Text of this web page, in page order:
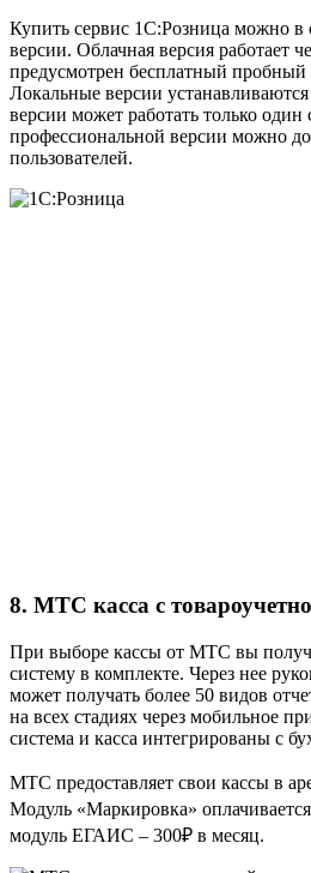
Купить сервис 1С:Розница можно в
версии. Облачная версия работает
предусмотрен бесплатный пробный
Локальные версии
версии может работать только один
профессиональной версии можно
пользователей.
8. МТС касса с
При выборе кассы от МТС вы
систему в комплекте. Через нее
может получать более 50 видов
на всех стадиях через мобильное
система и касса интегрированы с
МТС предоставляет свои кассы в
Модуль «Маркировка»
модуль ЕГАИС – 300₽ в месяц.